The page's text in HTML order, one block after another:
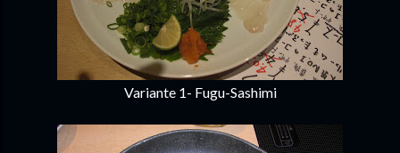
Variante 1- Fugu-Sashimi